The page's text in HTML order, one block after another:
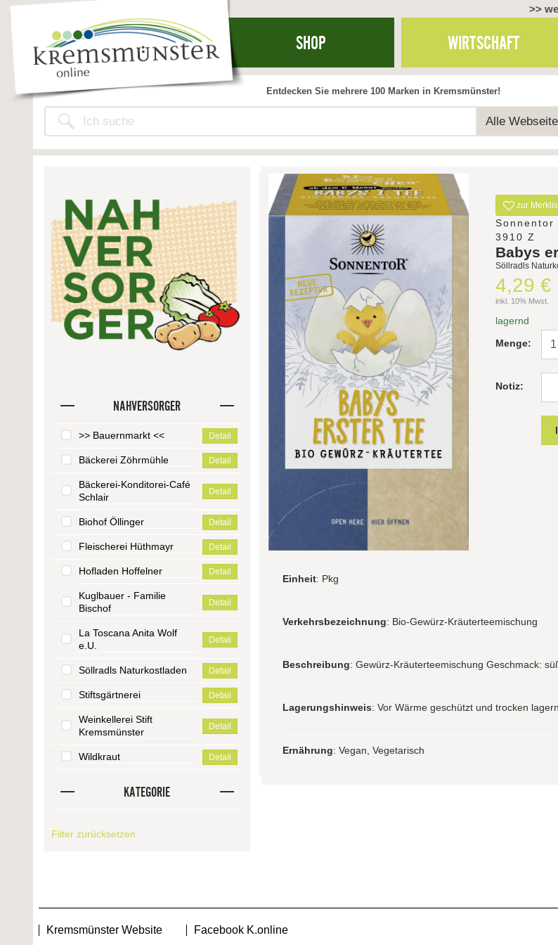
>>
SHOP WIRTSCHAFT
Alle
Entdecken Sie mehrere 100 Marken in Kremsmünster!
NAHVERSORGER
>> Bauernmarkt << Detail
Bäckerei Zöhrmühle Detail
Bäckerei-Konditorei-Café
Schlair
Detail
Biohof Öllinger Detail
Fleischerei Hüthmayr Detail
Hofladen Hoffelner Detail
Kuglbauer - Familie
Bischof
Detail
La Toscana Anita Wolf
e.U.
Detail
Söllradls Naturkostladen Detail
Stiftsgärtnerei Detail
Weinkellerei Stift
Kremsmünster
Detail
Wildkraut Detail
KATEGORIE
Filter zurücksetzen
zur
Sonnentor
3910 Z
Babys
Söllradls
4,29 €
inkl. 10% Mwst.
lagernd
Menge:
Notiz:
Einheit: Pkg
Verkehrsbezeichnung: Bio-Gewürz-Kräuterteemischung
Beschreibung: Gewürz-Kräuterteemischung Geschmack:
Lagerungshinweis: Vor Wärme geschützt und trocken lagern.
Ernährung: Vegan, Vegetarisch
Kremsmünster Website Facebook K.online